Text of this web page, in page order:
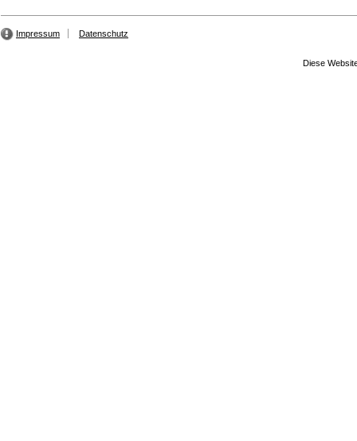
Impressum Datenschutz
Diese